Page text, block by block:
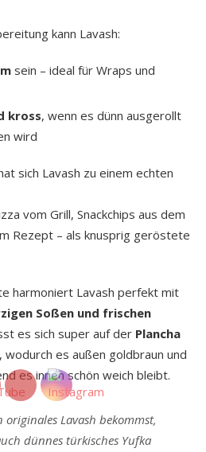
kann Lavash:
sein – ideal für Wraps und
kross, wenn es dünn ausgerollt
wird
sich Lavash zu einem echten
vom Grill, Snackchips aus dem
Rezept – als knusprig geröstete
harmoniert Lavash perfekt mit
Soßen und frischen
es sich super auf der Plancha
wodurch es außen goldbraun und
es innen schön weich bleibt.
originales Lavash bekommst,
dünnes türkisches Yufka